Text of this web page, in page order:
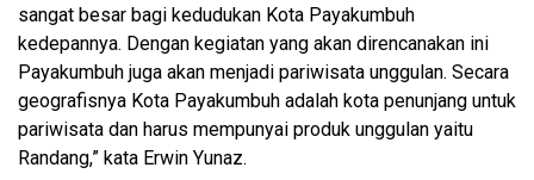
sangat besar bagi kedudukan Kota Payakumbuh
kedepannya. Dengan kegiatan yang akan direncanakan ini
Payakumbuh juga akan menjadi pariwisata unggulan. Secara
geografisnya Kota Payakumbuh adalah kota penunjang untuk
pariwisata dan harus mempunyai produk unggulan yaitu
Randang,” kata Erwin Yunaz.